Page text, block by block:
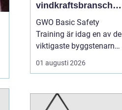
vindkraftsbransche
n
GWO Basic Safety
Training är idag en av de
viktigaste byggstenarna
för alla som vill arbeta
professionellt inom
skapar en gemensam
säkerhetsnivå i en
01 augusti 2026